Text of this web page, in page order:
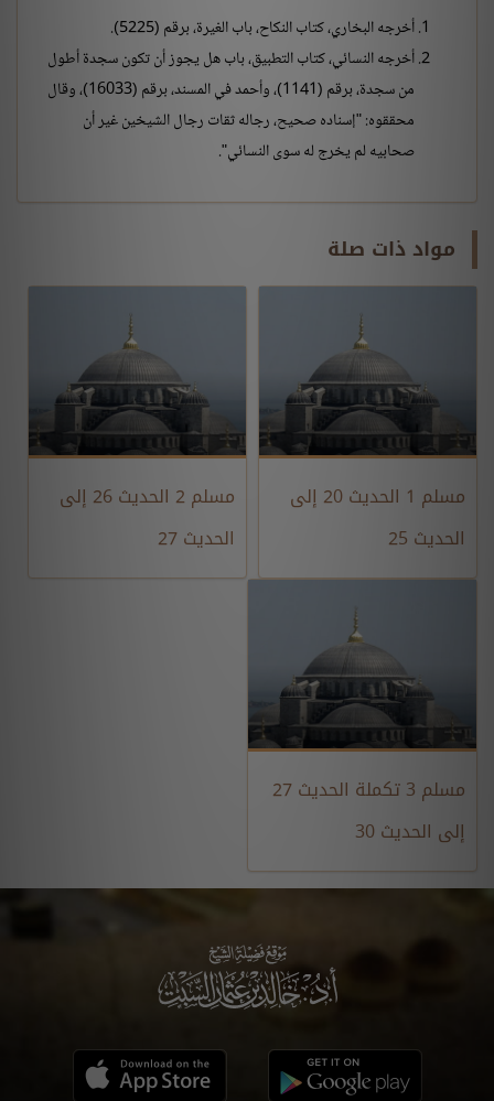
أخرجه البخاري، كتاب النكاح، باب الغيرة، برقم (5225).
أخرجه النسائي، كتاب التطبيق، باب هل يجوز أن تكون سجدة أطول
من سجدة، برقم (1141)، وأحمد في المسند، برقم (16033)، وقال
محققوه: "إسناده صحيح، رجاله ثقات رجال الشيخين غير أن
صحابيه لم يخرج له سوى النسائي".
مواد ذات صلة
مسلم 1 الحديث 20 إلى
الحديث 25
مسلم 2 الحديث 26 إلى
الحديث 27
مسلم 3 تكملة الحديث 27
إلى الحديث 30